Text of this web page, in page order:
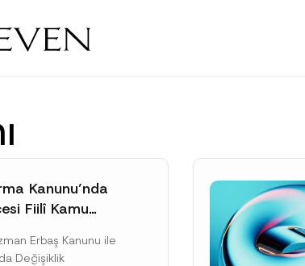
Kanunu’nda
Fiilî Kamu
Erbaş Kanunu ile
Değişiklik